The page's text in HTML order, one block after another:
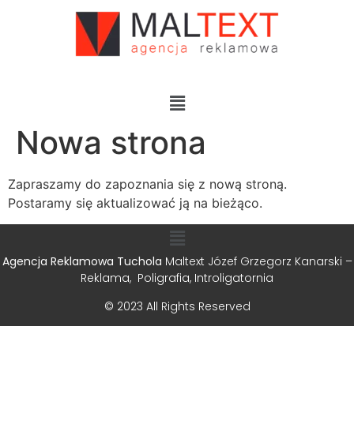
Nowa strona
Zapraszamy do zapoznania się z nową stroną.
Postaramy się aktualizować ją na bieżąco.
Agencja Reklamowa Tuchola Maltext Józef Grzegorz Kanarski –
Reklama, Poligrafia, Introligatornia
© 2023 All Rights Reserved